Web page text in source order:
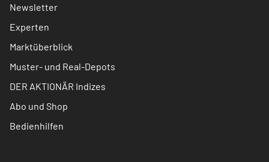
Newsletter
Experten
Marktüberblick
Muster- und Real-Depots
DER AKTIONÄR Indizes
Abo und Shop
Bedienhilfen